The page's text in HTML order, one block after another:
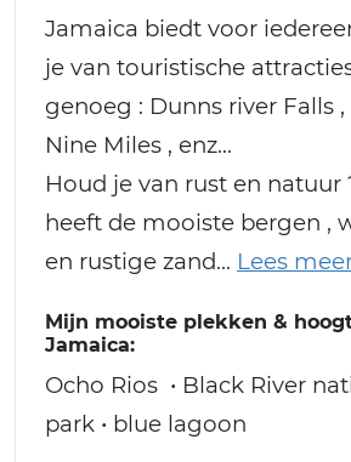
Jamaica biedt voor
je van touristische
genoeg : Dunns river Falls ,
Nine Miles , enz...
Houd je van rust en natuur
heeft de mooiste bergen ,
en rustige zand
Mijn mooiste plekken &
Jamaica:
Ocho Rios • Black River
park • blue lagoon